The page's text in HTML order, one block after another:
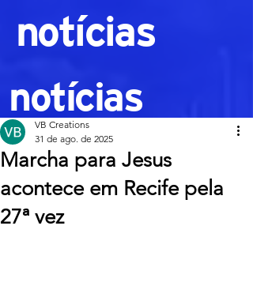
notícias
Marcha para Jesus
acontece em Recife pela
27ª vez
VB Creations
31 de ago. de 2025
notícias